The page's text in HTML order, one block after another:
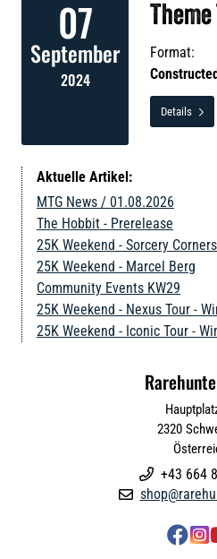
07
September
2024
Format:
Details 
Aktuelle Artikel:
MTG News / 01.08.2026
The Hobbit - Prerelease
25K Weekend - Sorcery
25K Weekend - Marcel Berg
Community Events KW29
25K Weekend - Nexus Tour -
25K Weekend - Iconic Tour -
2320
 +43 664

